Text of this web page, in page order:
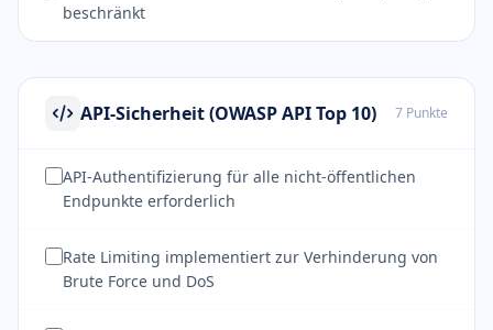
beschränkt
API-Sicherheit (OWASP API Top 10) 7 Punkte
API-Authentifizierung für alle nicht-öffentlichen
Endpunkte erforderlich
Rate Limiting implementiert zur Verhinderung von
Brute Force und DoS